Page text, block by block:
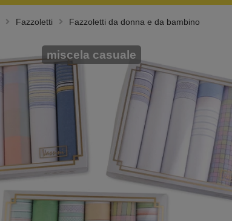
Fazzoletti Fazzoletti da donna e da bambino
miscela casuale